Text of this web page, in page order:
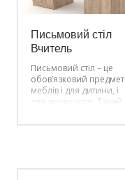
Письмовий стіл
Вчитель
Письмовий стіл – це
обов’язковий предмет
меблів і для дитини, і
для дорослого. Такий